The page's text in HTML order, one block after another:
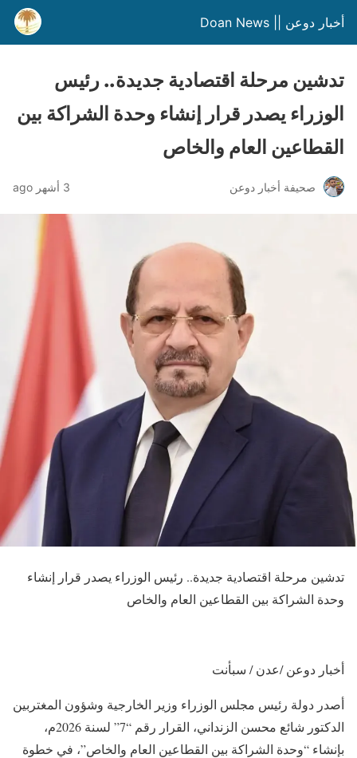
أخبار دوعن || Doan News
تدشين مرحلة اقتصادية جديدة.. رئيس
الوزراء يصدر قرار إنشاء وحدة الشراكة بين
القطاعين العام والخاص
صحيفة أخبار دوعن 3 أشهر ago
تدشين مرحلة اقتصادية جديدة.. رئيس الوزراء يصدر قرار إنشاء
وحدة الشراكة بين القطاعين العام والخاص
أخبار دوعن /عدن / سبأنت
أصدر دولة رئيس مجلس الوزراء وزير الخارجية وشؤون المغتربين
الدكتور شائع محسن الزنداني، القرار رقم “7” لسنة 2026م،
بإنشاء “وحدة الشراكة بين القطاعين العام والخاص”، في خطوة